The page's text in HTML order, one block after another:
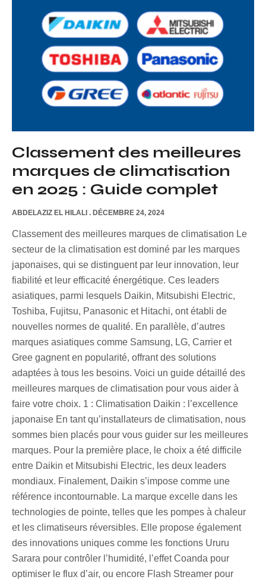
Classement des meilleures
marques de climatisation
en 2025 : Guide complet
ABDELAZIZ EL HILALI DÉCEMBRE 24, 2024
Classement des meilleures marques de climatisation Le
secteur de la climatisation est dominé par les marques
japonaises, qui se distinguent par leur innovation, leur
fiabilité et leur efficacité énergétique. Ces leaders
asiatiques, parmi lesquels Daikin, Mitsubishi Electric,
Toshiba, Fujitsu, Panasonic et Hitachi, ont établi de
nouvelles normes de qualité. En parallèle, d’autres
marques asiatiques comme Samsung, LG, Carrier et
Gree gagnent en popularité, offrant des solutions
adaptées à tous les besoins. Voici un guide détaillé des
meilleures marques de climatisation pour vous aider à
faire votre choix. 1 : Climatisation Daikin : l’excellence
japonaise En tant qu’installateurs de climatisation, nous
sommes bien placés pour vous guider sur les meilleures
marques. Pour la première place, le choix a été difficile
entre Daikin et Mitsubishi Electric, les deux leaders
mondiaux. Finalement, Daikin s’impose comme une
référence incontournable. La marque excelle dans les
technologies de pointe, telles que les pompes à chaleur
et les climatiseurs réversibles. Elle propose également
des innovations uniques comme les fonctions Ururu
Sarara pour contrôler l’humidité, l’effet Coanda pour
optimiser le flux d’air, ou encore Flash Streamer pour